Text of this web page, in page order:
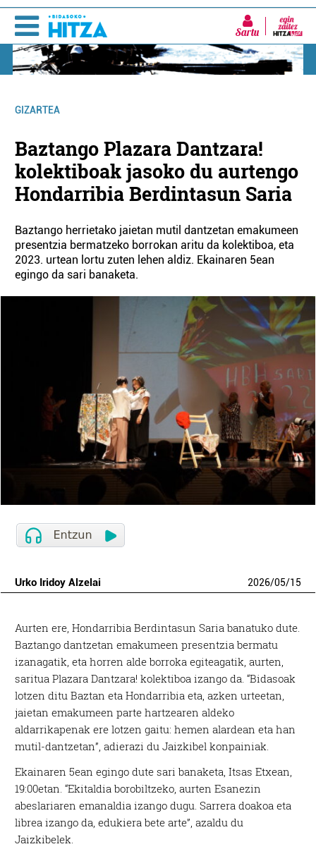
Sartu
GIZARTEA
Baztango Plazara Dantzara!
kolektiboak jasoko du aurtengo
Hondarribia Berdintasun Saria
Baztango herrietako jaietan mutil dantzetan emakumeen
presentzia bermatzeko borrokan aritu da kolektiboa, eta
2023. urtean lortu zuten lehen aldiz. Ekainaren 5ean
egingo da sari banaketa.
Urko Iridoy Alzelai 2026/05/15
Aurten ere, Hondarribia Berdintasun Saria banatuko dute.
Baztango dantzetan emakumeen presentzia bermatu
izanagatik, eta horren alde borroka egiteagatik, aurten,
saritua Plazara Dantzara! kolektiboa izango da. “Bidasoak
lotzen ditu Baztan eta Hondarribia eta, azken urteetan,
jaietan emakumeen parte hartzearen aldeko
aldarrikapenak ere lotzen gaitu: hemen alardean eta han
mutil-dantzetan”, adierazi du Jaizkibel konpainiak.
Ekainaren 5ean egingo dute sari banaketa, Itsas Etxean,
19:00etan. “Ekitaldia borobiltzeko, aurten Esanezin
abeslariaren emanaldia izango dugu. Sarrera doakoa eta
librea izango da, edukiera bete arte”, azaldu du
Jaizkibelek.